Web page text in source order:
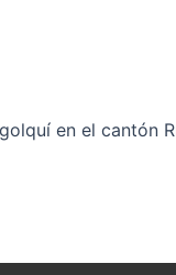
en el